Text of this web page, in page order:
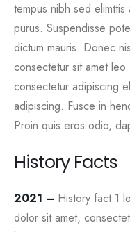
tempus nibh sed
purus. Suspendisse
dictum mauris. Donec
consectetur sit amet
consectetur adipiscing
adipiscing. Fusce in
Proin quis eros odio,
History Facts
2021 – History fact 1
dolor sit amet,